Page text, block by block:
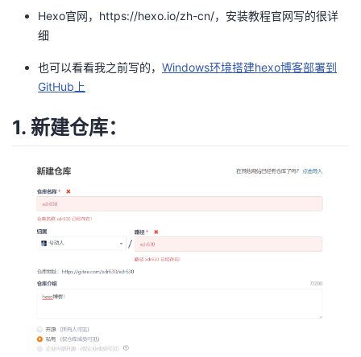
博
客
的
论
坛
我
的
圈
我
的
播
我
活
动
的
关
注
Hexo官网， https://hexo.io/zh-cn/，安装教程官网写的很详
细
也可以看看我之前写的， Windows环境搭建hexo博客部署到
GitHub上
1. 新建仓库：